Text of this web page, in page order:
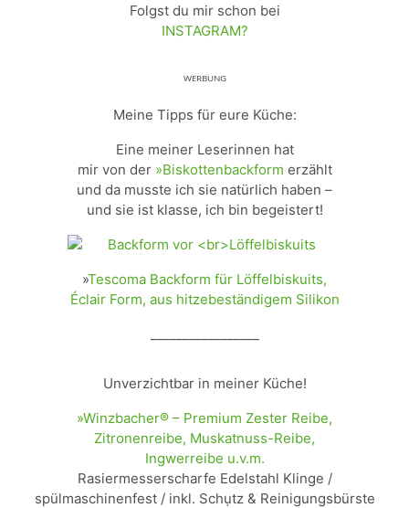
Folgst du mir schon bei
INSTAGRAM?
ᵂᴱᴿᴮᵁᴺᴳ
Meine Tipps für eure Küche:
Eine meiner Leserinnen hat
mir von der »Biskottenbackform erzählt
und da musste ich sie natürlich haben –
und sie ist klasse, ich bin begeistert!
»Tescoma Backform für Löffelbiskuits,
Éclair Form, aus hitzebeständigem Silikon
Unverzichtbar in meiner Küche!
»Winzbacher® – Premium Zester Reibe,
Zitronenreibe, Muskatnuss-Reibe,
Ingwerreibe u.v.m.
Rasiermesserscharfe Edelstahl Klinge /
spülmaschinenfest / inkl. Schụtz & Reinigungsbürste